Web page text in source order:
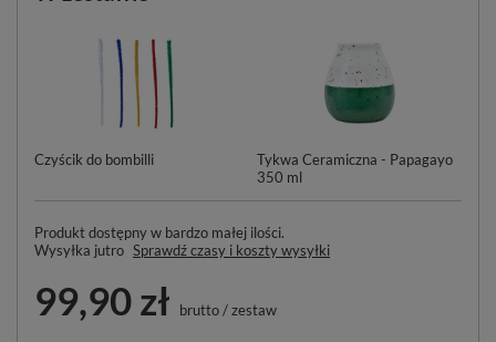
Czyścik do bombilli
Tykwa Ceramiczna - Papagayo
350 ml
Produkt dostępny w bardzo małej ilości
Wysyłka jutro Sprawdź czasy i koszty wysyłki
99,90 zł brutto/zestaw